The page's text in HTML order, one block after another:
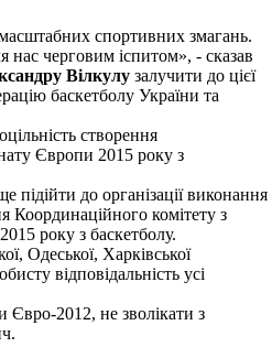
спортивних змагань.
нас черговим іспитом», - сказав
Вілкулу залучити до цієї
баскетболу України та
створення
Європи 2015 року з
до організації виконання
Координаційного комітету з
року з баскетболу.
Одеської, Харківської
відповідальність усі
Євро-2012, не зволікати з